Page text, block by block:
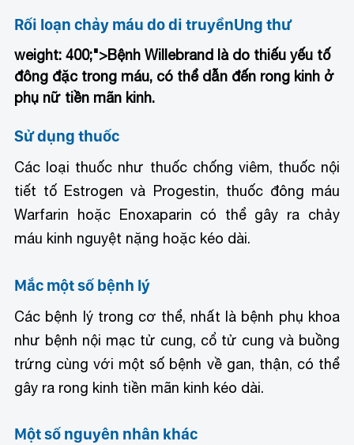
Rối loạn chảy máu do di truyềnUng thư
weight: 400;">Bệnh Willebrand là do thiếu yếu tố
đông đặc trong máu, có thể dẫn đến rong kinh ở
phụ nữ tiền mãn kinh.
Sử dụng thuốc
Các loại thuốc như thuốc chống viêm, thuốc nội
tiết tố Estrogen và Progestin, thuốc đông máu
Warfarin hoặc Enoxaparin có thể gây ra chảy
máu kinh nguyệt nặng hoặc kéo dài.
Mắc một số bệnh lý
Các bệnh lý trong cơ thể, nhất là bệnh phụ khoa
như bệnh nội mạc tử cung, cổ tử cung và buồng
trứng cùng với một số bệnh về gan, thận, có thể
gây ra rong kinh tiền mãn kinh kéo dài.
Một số nguyên nhân khác